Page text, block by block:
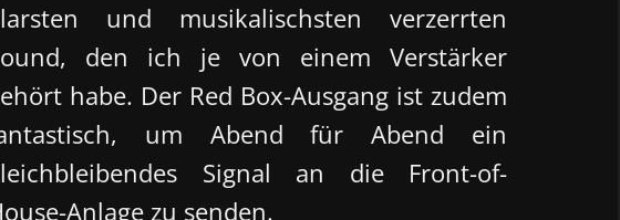
und musikalischsten verzerrten
den ich je von einem Verstärker
habe. Der Red Box-Ausgang ist zudem
um Abend für Abend ein
Signal an die Front-of-
Anlage zu senden.